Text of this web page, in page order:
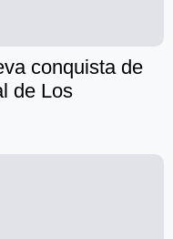
conquista de
de Los